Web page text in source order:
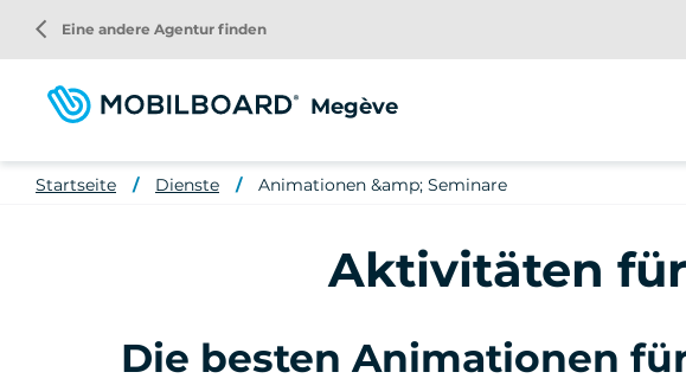
zum
Inhalt
Megève
arrow_back_ios Eine andere Agentur finden
Startseite Dienste Animationen &amp; Seminare
Aktivitäten
Die besten Animationen